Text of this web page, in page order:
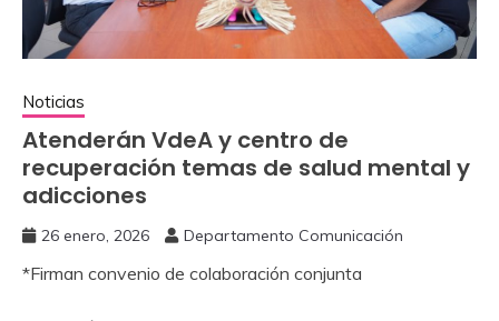
Noticias
Atenderán VdeA y centro de
recuperación temas de salud mental y
adicciones
26 enero, 2026 Departamento Comunicación
*Firman convenio de colaboración conjunta